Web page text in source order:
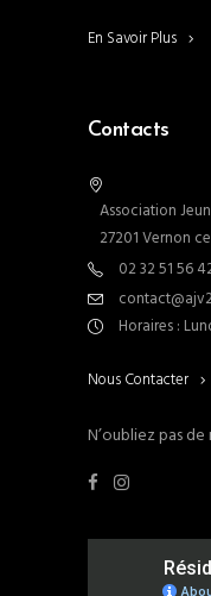
En Savoir Plus
Contacts
Association
27201 Vernon
02 32 51 56
Horaires :
Nous Contacter
N’oubliez pas de